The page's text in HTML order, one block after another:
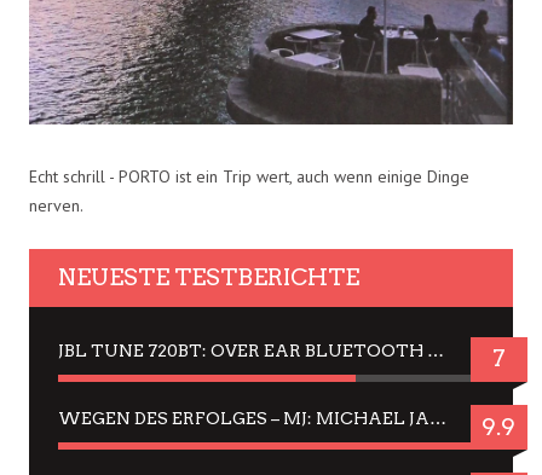
Echt schrill - PORTO ist ein Trip wert, auch wenn einige Dinge
nerven.
NEUESTE TESTBERICHTE
JBL TUNE 720BT: OVER EAR BLUETOOTH KOPFHÖRER UM DIE 50,-€ IM DAUER-TEST 7
WEGEN DES ERFOLGES – MJ: MICHAEL JACKSON MUSICAL IN EINER MATINEE SEHEN 9.9